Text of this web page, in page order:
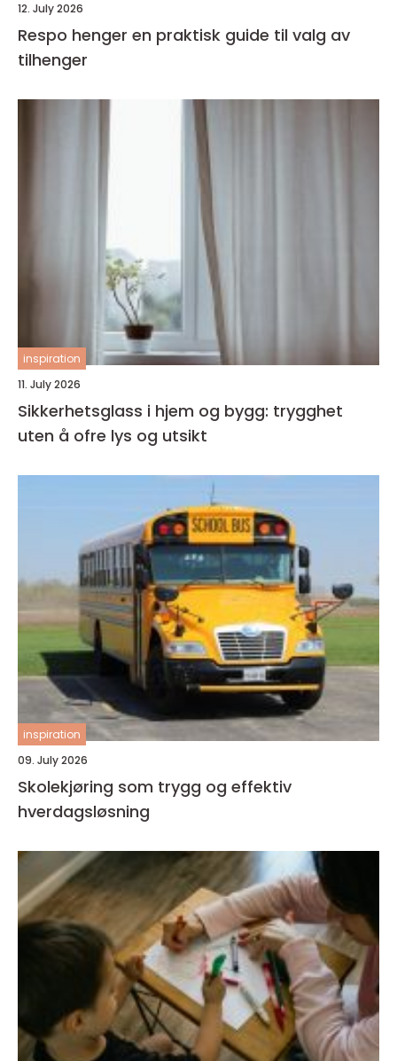
12. July 2026
Respo henger en praktisk guide til valg av
tilhenger
inspiration
11. July 2026
Sikkerhetsglass i hjem og bygg: trygghet
uten å ofre lys og utsikt
inspiration
09. July 2026
Skolekjøring som trygg og effektiv
hverdagsløsning